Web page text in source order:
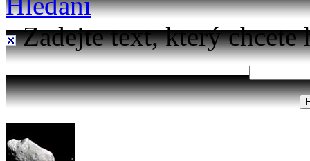
Zadejte text, který chcete